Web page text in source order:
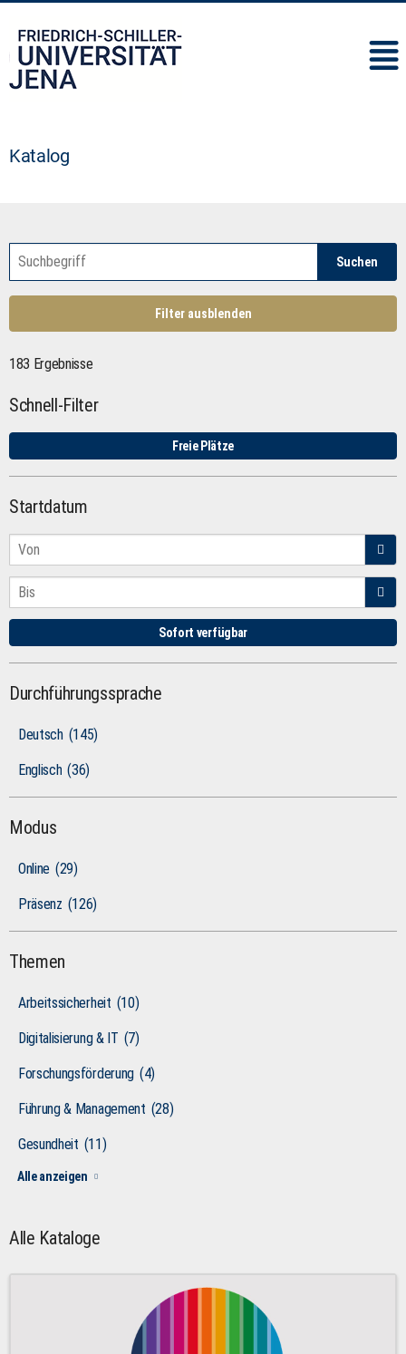
Katalog
Suchen
Filter ausblenden
183 Ergebnisse
Schnell-Filter
Freie Plätze
Startdatum
Sofort verfügbar
Durchführungssprache
Deutsch (145)
Englisch (36)
Modus
Online (29)
Präsenz (126)
Themen
Arbeitssicherheit (10)
Digitalisierung & IT (7)
Forschungsförderung (4)
Führung & Management (28)
Gesundheit (11)
Alle anzeigen
Alle Kataloge